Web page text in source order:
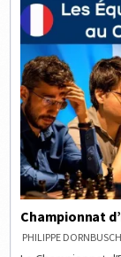
Championnat
PHILIPPE DORNBUSCH